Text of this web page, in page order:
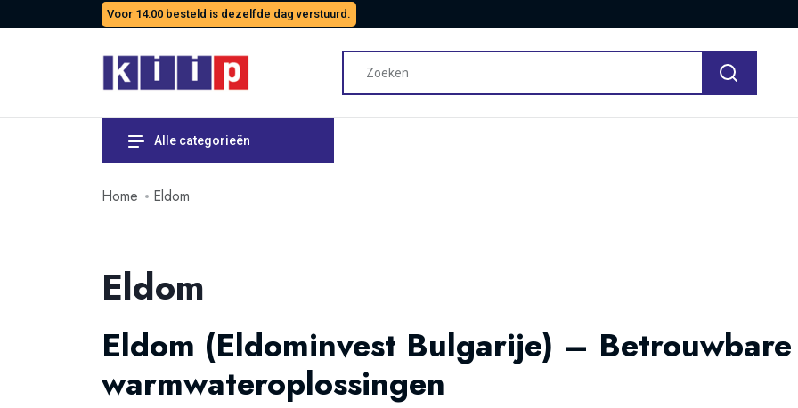
Voor 14:00 besteld is dezelfde dag verstuurd.
Alle categorieën
Home Eldom
Eldom
Eldom (Eldominvest Bulgarije) –
warmwateroplossingen